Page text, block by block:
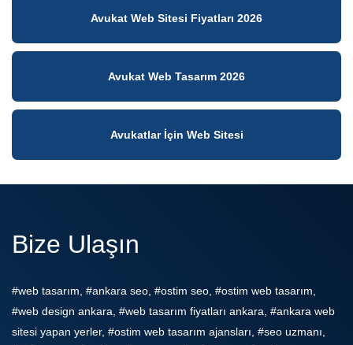
Avukat Web Sitesi Fiyatları 2026
Avukat Web Tasarım 2026
Avukatlar İçin Web Sitesi
Bize Ulaşın
#web tasarım, #ankara seo, #ostim seo, #ostim web tasarım,
#web design ankara, #web tasarım fiyatları ankara, #ankara web
sitesi yapan yerler, #ostim web tasarım ajansları, #seo uzmanı,